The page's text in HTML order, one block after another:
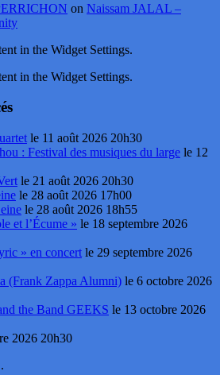
on Naissam JALAL –
in the Widget Settings.
in the Widget Settings.
le 11 août 2026 20h30
: Festival des musiques du large le 12
le 21 août 2026 20h30
le 28 août 2026 17h00
le 28 août 2026 18h55
et l’Écume » le 18 septembre 2026
» en concert le 29 septembre 2026
(Frank Zappa Alumni) le 6 octobre 2026
the Band GEEKS le 13 octobre 2026
2026 20h30